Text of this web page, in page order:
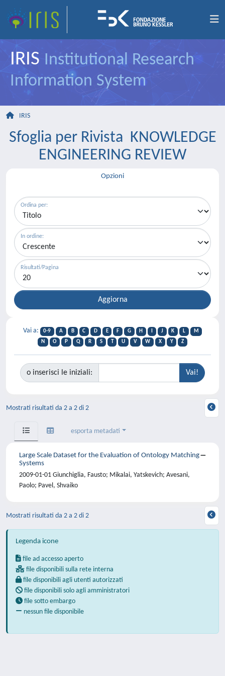
IRIS Institutional Research
Information System
IRIS
Sfoglia per Rivista KNOWLEDGE
ENGINEERING REVIEW
Opzioni
Ordina per:
In ordine:
Risultati/Pagina
Vai a: 0-9 A B C D E F G H J K L
M
N
O P Q R S T U V W X Y Z
o inserisci le iniziali:
Mostrati risultati da 2 a 2 di 2
esporta metadati
Large Scale Dataset for the Evaluation of Ontology Matching
Systems
2009-01-01 Giunchiglia, Fausto; Mikalai, Yatskevich; Avesani,
Paolo; Pavel, Shvaiko
Mostrati risultati da 2 a 2 di 2
Legenda icone
file ad accesso aperto
file disponibili sulla rete interna
file disponibili agli utenti autorizzati
file disponibili solo agli amministratori
file sotto embargo
nessun file disponibile